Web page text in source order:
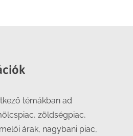
témákban ad
zöldségpiac,
árak, nagybani piac,